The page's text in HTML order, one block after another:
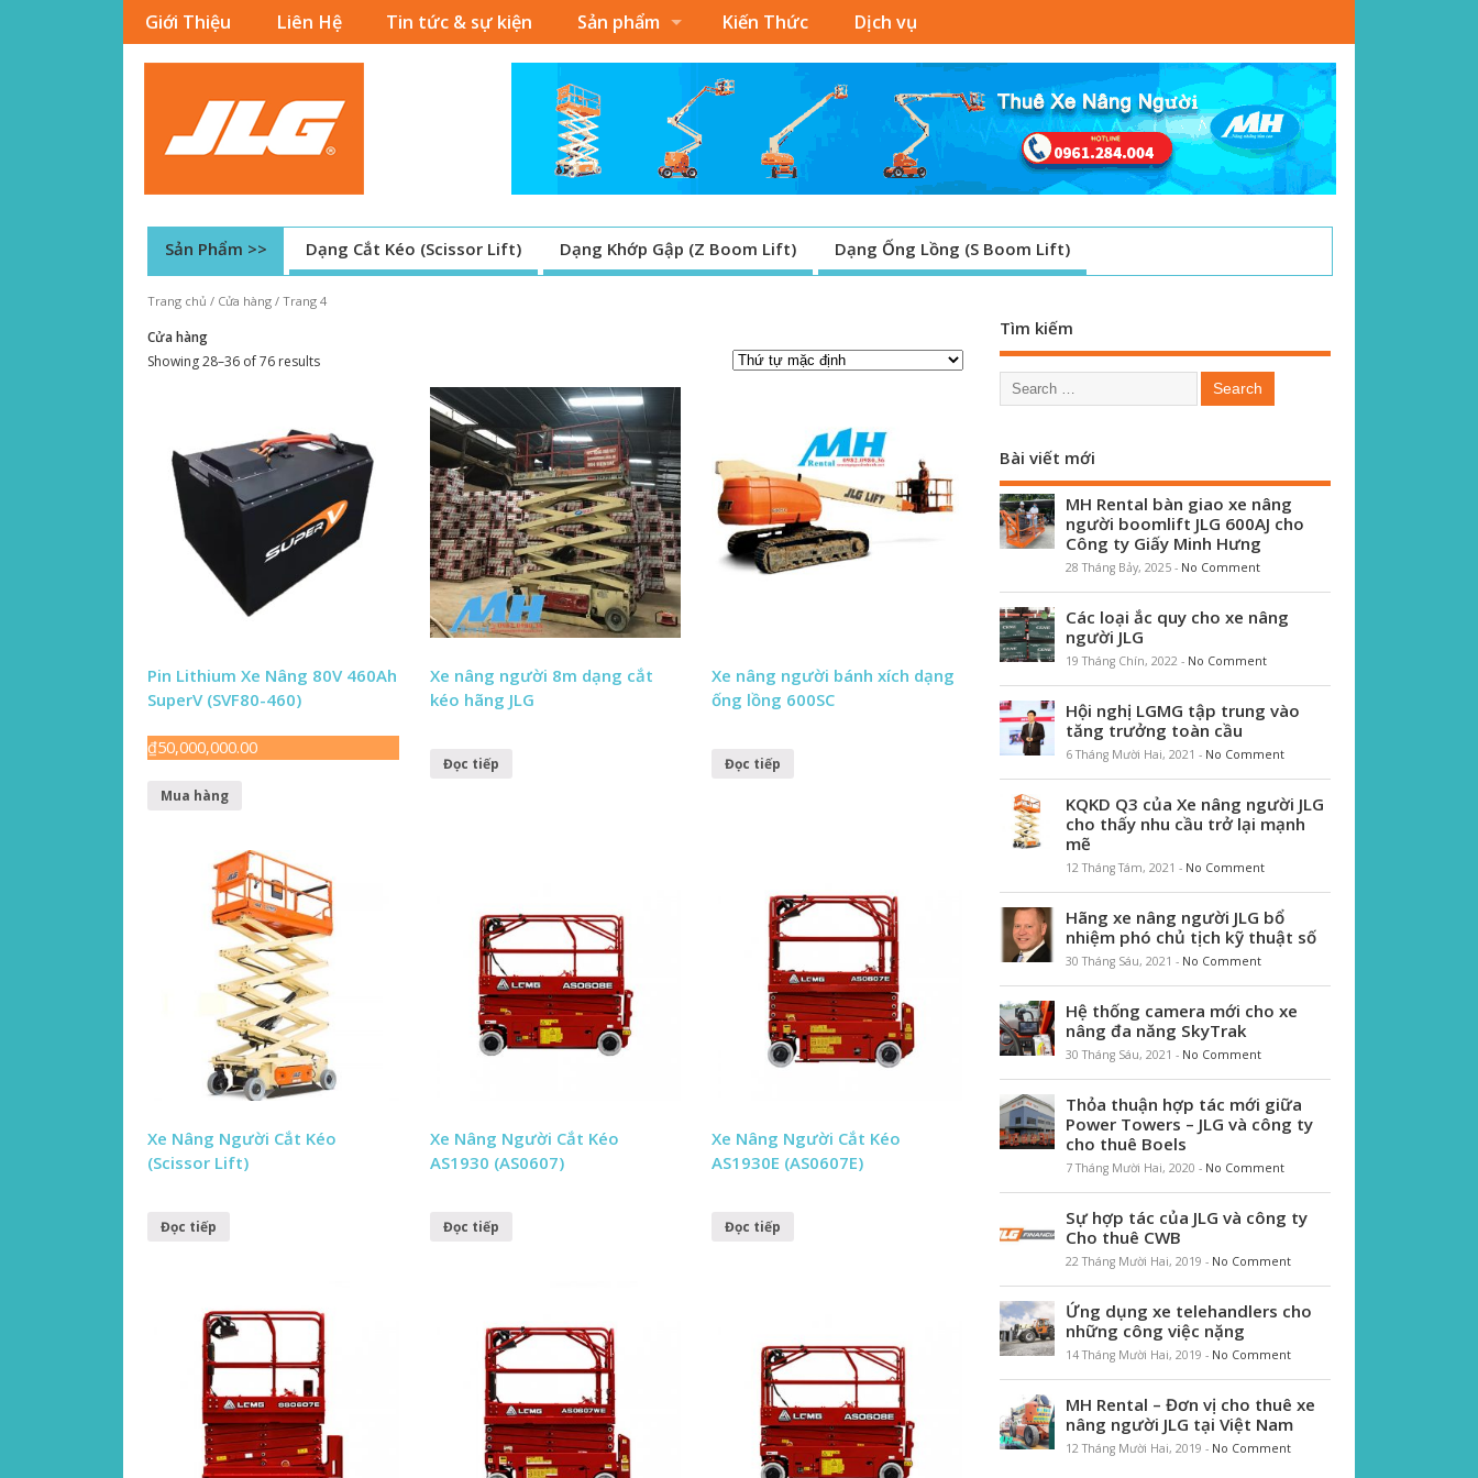
Giới Thiệu Liên Hệ Tin tức & sự kiện Sản phẩm Kiến Thức Dịch vụ
Sản Phẩm >> Dạng Cắt Kéo (Scissor Lift) Dạng Khớp Gập (Z Boom Lift) Dạng Ống Lồng (S Boom Lift)
Trang chủ / Cửa hàng / Trang 4
Cửa hàng
Showing 28–36 of 76 results
Pin Lithium Xe Nâng 80V 460Ah
SuperV (SVF80-460)
₫50,000,000.00
Mua hàng
Xe nâng người 8m dạng cắt
kéo hãng JLG
Đọc tiếp
Xe nâng người bánh xích dạng
ống lồng 600SC
Đọc tiếp
Xe Nâng Người Cắt Kéo
(Scissor Lift)
Đọc tiếp
Xe Nâng Người Cắt Kéo
AS1930 (AS0607)
Đọc tiếp
Xe Nâng Người Cắt Kéo
AS1930E (AS0607E)
Đọc tiếp
Tìm kiếm
Bài viết mới
MH Rental bàn giao xe nâng
người boomlift JLG 600AJ cho
Công ty Giấy Minh Hưng
28 Tháng Bảy, 2025- No Comment
Các loại ắc quy cho xe nâng
người JLG
19 Tháng Chín, 2022- No Comment
Hội nghị LGMG tập trung vào
tăng trưởng toàn cầu
6 Tháng Mười Hai, 2021 - No Comment
KQKD Q3 của Xe nâng người JLG
cho thấy nhu cầu trở lại mạnh
mẽ
12 Tháng Tám, 2021 - No Comment
Hãng xe nâng người JLG bổ
nhiệm phó chủ tịch kỹ thuật số
30 Tháng Sáu, 2021 - No Comment
Hệ thống camera mới cho xe
nâng đa năng SkyTrak
30 Tháng Sáu, 2021 - No Comment
Thỏa thuận hợp tác mới giữa
Power Towers – JLG và công ty
cho thuê Boels
7 Tháng Mười Hai, 2020 - No Comment
Sự hợp tác của JLG và công ty
Cho thuê CWB
22 Tháng Mười Hai, 2019 - No Comment
Ứng dụng xe telehandlers cho
những công việc nặng
14 Tháng Mười Hai, 2019 - No Comment
MH Rental – Đơn vị cho thuê xe
nâng người JLG tại Việt Nam
12 Tháng Mười Hai, 2019 - No Comment